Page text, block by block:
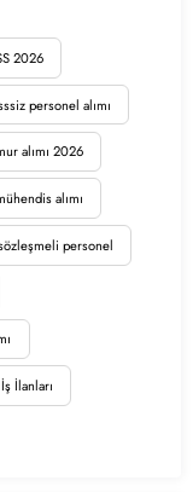
2026
personel alımı
alımı 2026
alımı
personel
İş İlanları